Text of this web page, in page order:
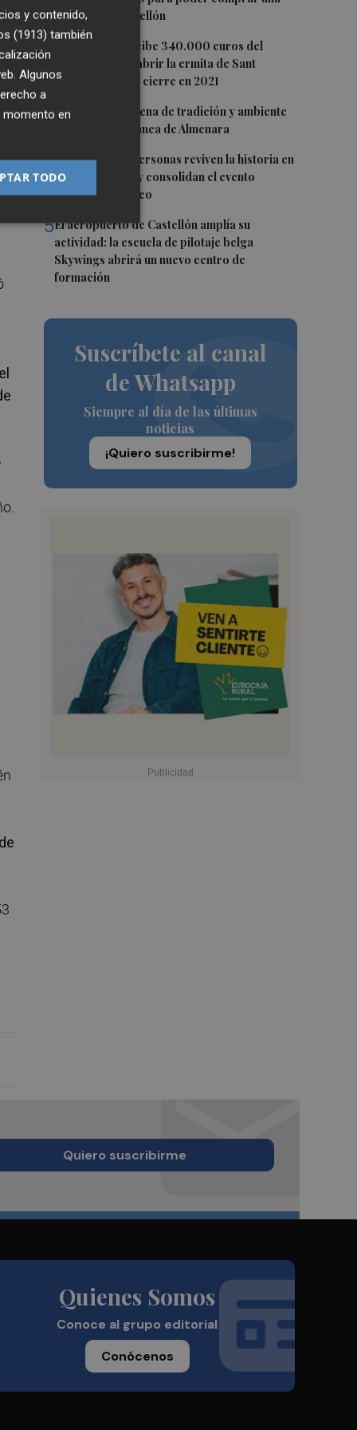
vivienda en Castellón
2
La Todolella recibe 340.000 euros del
Consell para reabrir la ermita de Sant
Cristòfol tras su cierre en 2021
3 El Xixo Xixero llena de tradición y ambiente
la Playa Casablanca de Almenara
4Más de 8.000 personas reviven la historia en
Onda Medieval y consolidan el evento
cultural y turístico
5El aeropuerto de Castellón amplía su
actividad: la escuela de pilotaje belga
Skywings abrirá un nuevo centro de
formación
Suscríbete al canal
de Whatsapp
Siempre al día de las últimas
noticias
¡Quiero suscribirme!
Quiero suscribirme
Quienes Somos
Conoce al grupo editorial
Conócenos
y contenido,
(1913) también
Algunos
a
momento en
TODO